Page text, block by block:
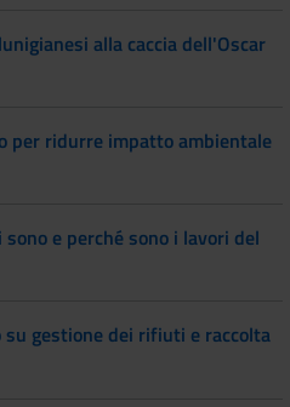
alla caccia dell'Oscar
per ridurre impatto ambientale
sono e perché sono i lavori del
su gestione dei rifiuti e raccolta